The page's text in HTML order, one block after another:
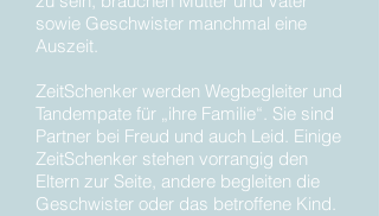
sowie Geschwister manchmal eine
Auszeit.
ZeitSchenker werden Wegbegleiter und
Tandempate für „ihre Familie“. Sie sind
Partner bei Freud und auch Leid. Einige
ZeitSchenker stehen vorrangig den
Eltern zur Seite, andere begleiten die
Geschwister oder das betroffene Kind.